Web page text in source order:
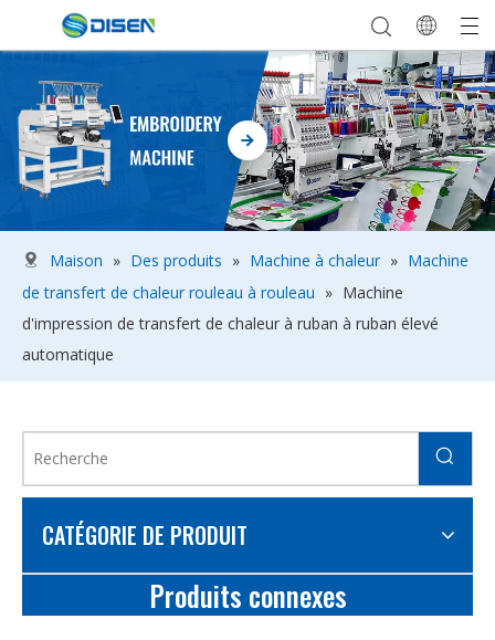
Maison » Des produits » Machine à chaleur » Machine
de transfert de chaleur rouleau à rouleau » Machine
d'impression de transfert de chaleur à ruban à ruban élevé
automatique
CATÉGORIE DE PRODUIT
Produits connexes